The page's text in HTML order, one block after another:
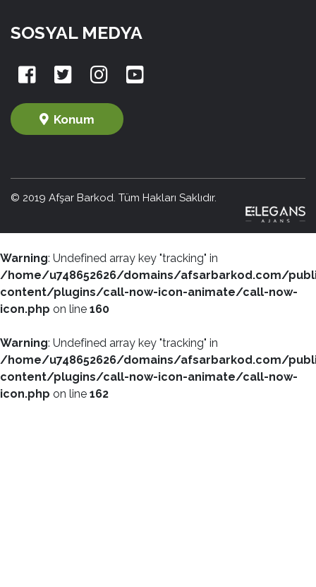
SOSYAL MEDYA
Konum
© 2019 Afşar Barkod. Tüm Hakları Saklıdır.
Warning: Undefined array key "tracking" in
/home/u748652626/domains/afsarbarkod.com/
content/plugins/call-now-icon-animate/call-now-
icon.php on line 160
Warning: Undefined array key "tracking" in
/home/u748652626/domains/afsarbarkod.com/
content/plugins/call-now-icon-animate/call-now-
icon.php on line 162